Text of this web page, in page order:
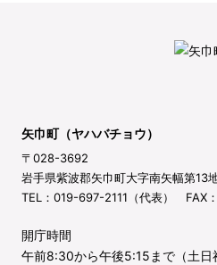
矢巾町（ヤハバチョウ）
〒028-3692
岩手県紫波郡矢巾町大字南矢幅第13
TEL：019-697-2111（代表） FAX
開庁時間
午前8:30から午後5:15まで（土日